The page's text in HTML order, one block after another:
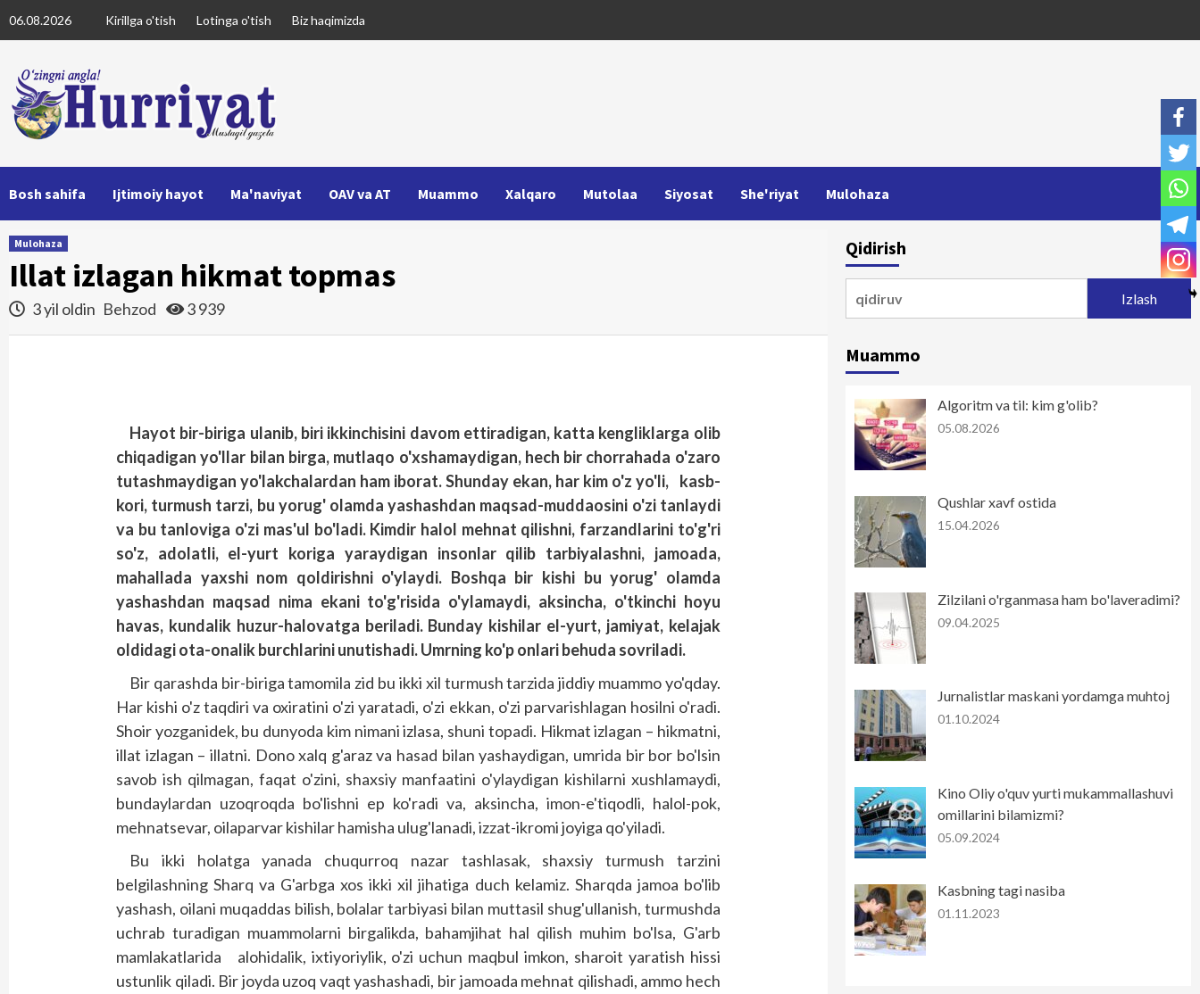
to
06.08.2026 Kirillga o'tish Lotinga o'tish Biz haqimizda
Bosh sahifa Ijtimoiy hayot Ma'naviyat OAV va AT Muammo Xalqaro Mutolaa Siyosat She'riyat Mulohaza
Mulohaza
Illat izlagan hikmat topmas
3 yil oldin Behzod 3 939
Hayot bir-biriga ulanib, biri ikkinchisini davom ettiradigan, katta kengliklarga olib
chiqadigan yo'llar bilan birga, mutlaqo o'xshamaydigan, hech bir chorrahada o'zaro
tutashmaydigan yo'lakchalardan ham iborat. Shunday ekan, har kim o'z yo'li, kasb-
kori, turmush tarzi, bu yorug' olamda yashashdan maqsad-muddaosini o'zi tanlaydi
va bu tanloviga o'zi mas'ul bo'ladi. Kimdir halol mehnat qilishni, farzandlarini to'g'ri
so'z, adolatli, el-yurt koriga yaraydigan insonlar qilib tarbiyalashni, jamoada,
mahallada yaxshi nom qoldirishni o'ylaydi. Boshqa bir kishi bu yorug' olamda
yashashdan maqsad nima ekani to'g'risida o'ylamaydi, aksincha, o'tkinchi hoyu
havas, kundalik huzur-halovatga beriladi. Bunday kishilar el-yurt, jamiyat, kelajak
oldidagi ota-onalik burchlarini unutishadi. Umrning ko'p onlari behuda sovriladi.
Bir qarashda bir-biriga tamomila zid bu ikki xil turmush tarzida jiddiy muammo yo'qday.
Har kishi o'z taqdiri va oxiratini o'zi yaratadi, o'zi ekkan, o'zi parvarishlagan hosilni o'radi.
Shoir yozganidek, bu dunyoda kim nimani izlasa, shuni topadi. Hikmat izlagan – hikmatni,
illat izlagan – illatni. Dono xalq g'araz va hasad bilan yashaydigan, umrida bir bor bo'lsin
savob ish qilmagan, faqat o'zini, shaxsiy manfaatini o'ylaydigan kishilarni xushlamaydi,
bundaylardan uzoqroqda bo'lishni ep ko'radi va, aksincha, imon-e'tiqodli, halol-pok,
mehnatsevar, oilaparvar kishilar hamisha ulug'lanadi, izzat-ikromi joyiga qo'yiladi.
Bu ikki holatga yanada chuqurroq nazar tashlasak, shaxsiy turmush tarzini
belgilashning Sharq va G'arbga xos ikki xil jihatiga duch kelamiz. Sharqda jamoa bo'lib
yashash, oilani muqaddas bilish, bolalar tarbiyasi bilan muttasil shug'ullanish, turmushda
uchrab turadigan muammolarni birgalikda, bahamjihat hal qilish muhim bo'lsa, G'arb
mamlakatlarida alohidalik, ixtiyoriylik, o'zi uchun maqbul imkon, sharoit yaratish hissi
ustunlik qiladi. Bir joyda uzoq vaqt yashashadi, bir jamoada mehnat qilishadi, ammo hech
Qidirish
Muammo
Algoritm va til: kim g'olib?
05.08.2026
Qushlar xavf ostida
15.04.2026
Zilzilani o'rganmasa ham bo'laveradimi?
09.04.2025
Jurnalistlar maskani yordamga muhtoj
01.10.2024
Kino Oliy o'quv yurti mukammallashuvi
omillarini bilamizmi?
05.09.2024
Kasbning tagi nasiba
01.11.2023